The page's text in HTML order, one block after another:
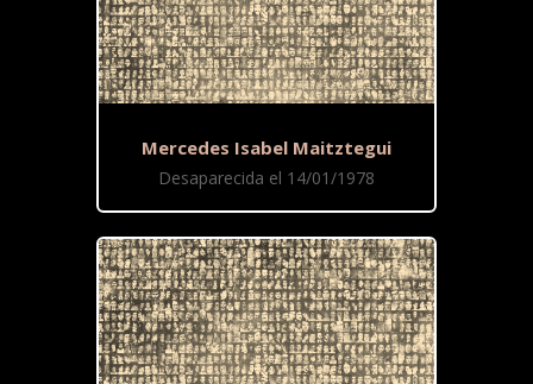
Mercedes Isabel Maitztegui
Desaparecida el 14/01/1978